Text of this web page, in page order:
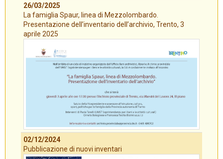
26/03/2025
La famiglia Spaur, linea di Mezzolombardo.
Presentazione dell’inventario dell’archivio, Trento, 3
aprile 2025
02/12/2024
Pubblicazione di nuovi inventari